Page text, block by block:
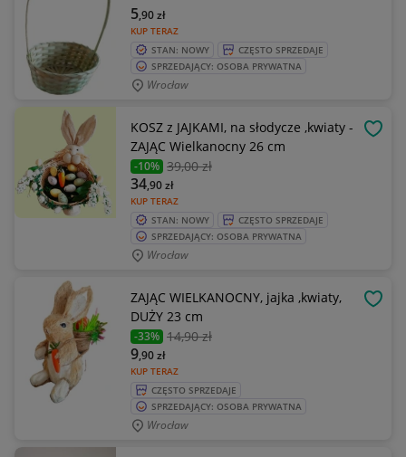
KUP TERAZ
5,90zł
STAN: NOWY
CZĘSTO SPRZEDAJE
SPRZEDAJĄCY: OSOBA PRYWATNA
Wrocław
KOSZ z JAJKAMI, na słodycze ,kwiaty -
ZAJĄC Wielkanocny 26 cm
-10% 39,00 zł
KUP TERAZ
34,90zł
STAN: NOWY
CZĘSTO SPRZEDAJE
SPRZEDAJĄCY: OSOBA PRYWATNA
Wrocław
ZAJĄC WIELKANOCNY, jajka ,kwiaty,
DUŻY 23 cm
-33% 14,90 zł
KUP TERAZ
9,90zł
CZĘSTO SPRZEDAJE
SPRZEDAJĄCY: OSOBA PRYWATNA
Wrocław